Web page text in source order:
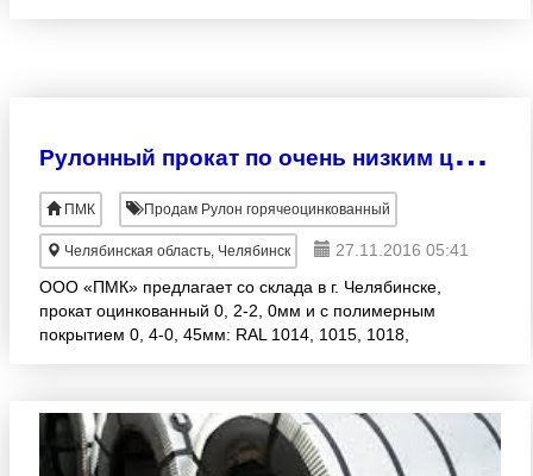
Р
улонный прокат по очень низким ценам! Услуги резки, доставка по РФ и СНГ!
ПМК Продам Рулон горячеоцинкованный
Челябинская область, Челябинск
27.11.2016 05:41
ООО «ПМК» предлагает со склада в г. Челябинске,
прокат оцинкованный 0, 2-2, 0мм и с полимерным
покрытием 0, 4-0, 45мм: RAL 1014, 1015, 1018,